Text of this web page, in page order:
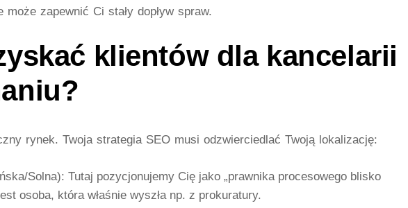
może zapewnić Ci stały dopływ spraw.
klientów dla kancelarii
rynek. Twoja strategia SEO musi odzwierciedlać Twoją lokalizację:
Solna): Tutaj pozycjonujemy Cię jako „prawnika procesowego blisko
osoba, która właśnie wyszła np. z prokuratury.